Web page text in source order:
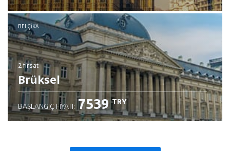
BELÇIKA
2 fırsat
Brüksel
BAŞLANGIÇ FIYATI: 7539 TRY